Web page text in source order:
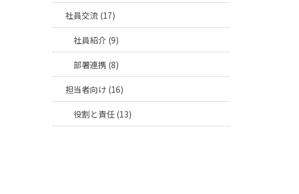
社員交流 (17)
社員紹介 (9)
部署連携 (8)
担当者向け (16)
役割と責任 (13)